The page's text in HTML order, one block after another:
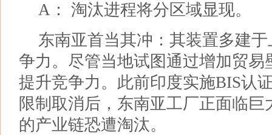
A： 淘汰进程将分区域显现。
东南亚首当其冲：其装置多建
争力。尽管当地试图通过增加贸
提升竞争力。此前印度实施BIS认
限制取消后，东南亚工厂正面临
的产业链恐遭淘汰。